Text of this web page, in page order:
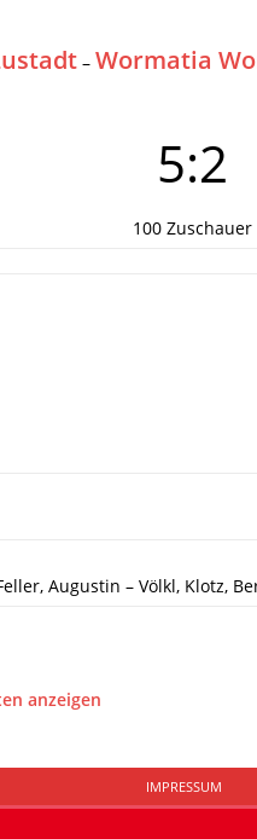
– Wormatia
5:2
100 Zuschauer
Augustin – Völkl, Klotz,
anzeigen
IMPRESSUM